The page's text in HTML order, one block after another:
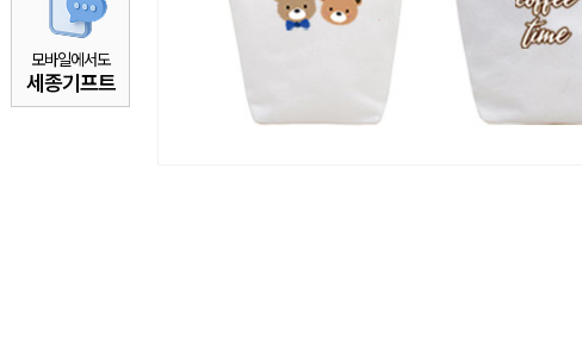
모바일에서도
세종기프트